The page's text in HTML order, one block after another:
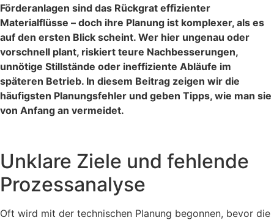
Förderanlagen sind das Rückgrat effizienter
Materialflüsse – doch ihre Planung ist komplexer, als es
auf den ersten Blick scheint. Wer hier ungenau oder
vorschnell plant, riskiert teure Nachbesserungen,
unnötige Stillstände oder ineffiziente Abläufe im
späteren Betrieb. In diesem Beitrag zeigen wir die
häufigsten Planungsfehler und geben Tipps, wie man sie
von Anfang an vermeidet.
Unklare Ziele und fehlende
Prozessanalyse
Oft wird mit der technischen Planung begonnen, bevor die